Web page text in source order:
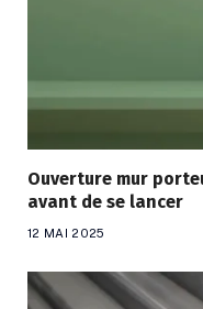
Ouverture mur
avant de se lancer
12 MAI 2025